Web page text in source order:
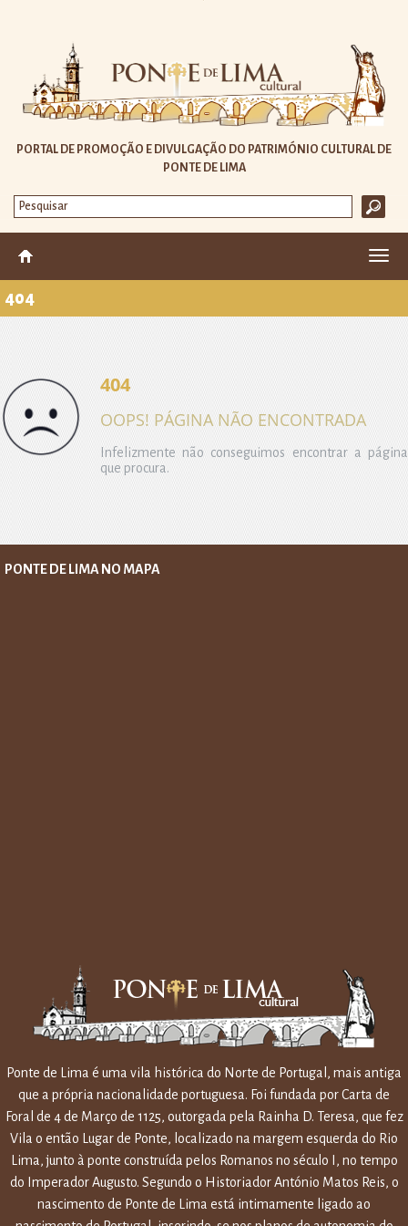
PORTAL DE PROMOÇÃO E DIVULGAÇÃO DO PATRIMÓNIO CULTURAL DE
PONTE DE LIMA
404
404
OOPS! PÁGINA NÃO ENCONTRADA
Infelizmente não conseguimos encontrar a página
que procura.
PONTE DE LIMA NO MAPA
Ponte de Lima é uma vila histórica do Norte de Portugal, mais antiga
que a própria nacionalidade portuguesa. Foi fundada por Carta de
Foral de 4 de Março de 1125, outorgada pela Rainha D. Teresa, que fez
Vila o então Lugar de Ponte, localizado na margem esquerda do Rio
Lima, junto à ponte construída pelos Romanos no século I, no tempo
do Imperador Augusto. Segundo o Historiador António Matos Reis, o
nascimento de Ponte de Lima está intimamente ligado ao